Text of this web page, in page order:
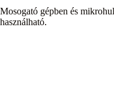
Mosogató gépben és
használható.